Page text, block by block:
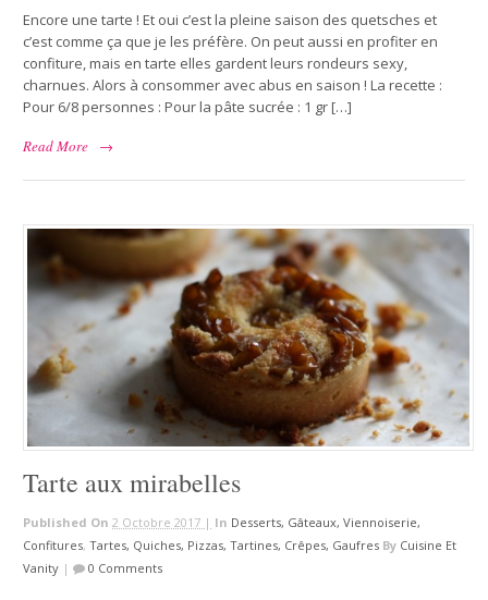
Encore une tarte ! Et oui c’est la pleine saison des quetsches et
c’est comme ça que je les préfère. On peut aussi en profiter en
confiture, mais en tarte elles gardent leurs rondeurs sexy,
charnues. Alors à consommer avec abus en saison ! La recette :
Pour 6/8 personnes : Pour la pâte sucrée : 1 gr […]
Read More
→
Tarte aux mirabelles
Published On 2 Octobre 2017 | In Desserts, Gâteaux, Viennoiserie,
Confitures,Tartes, Quiches, Pizzas, Tartines, Crêpes, Gaufres By Cuisine Et
Vanity | 0 Comments